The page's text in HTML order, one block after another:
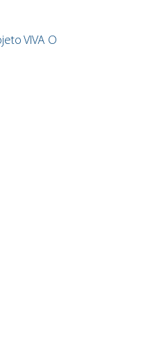
VIVA O